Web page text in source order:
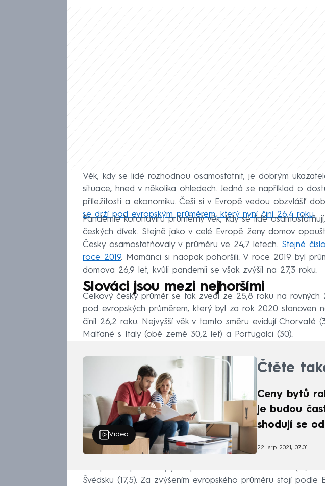
Věk, kdy se lidé rozhodnou osamostatnit, je dobrým
situace, hned v několika ohledech. Jedná se například o
příležitosti a ekonomiku. Češi si v Evropě vedou obzvlášť
se drží pod evropským průměrem, který nyní činí 26,4 roku.
Pandemie koronaviru průměrný věk, kdy se lidé
českých dívek. Stejně jako v celé Evropě ženy domov
Česky osamostatňovaly v průměru ve 24,7 letech. Stejné
roce 2019. Mamánci si naopak pohoršili. V roce 2019 byl
domova 26,9 let, kvůli pandemii se však zvýšil na 27,3 roku.
Slováci jsou mezi nejhoršími
Celkový český průměr se tak zvedl ze 25,8 roku na rovných
pod evropských průměrem, který byl za rok 2020 stanoven
činil 26,2 roku. Nejvyšší věk v tomto směru evidují Chorvaté
Malťané s Italy (obě země 30,2 let) a Portugalci (30).
Video
Čtěte
Ceny bytů
je budou
shodují se
22. srp 2021, 07:01
Naopak za premianty jsou považování lidé v Dánsku (21,2
Švédsku (17,5). Za zvýšením evropského průměru stojí podle